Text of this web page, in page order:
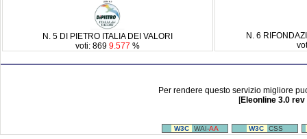
N. 5 DI PIETRO ITALIA DEI VALORI
voti: 869 9.577 %
N. 6
Per rendere questo servizio migliore
[Eleonline 3.0 rev
W3C WAI-AA W3C CSS